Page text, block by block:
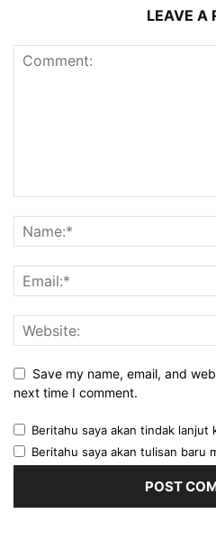
LEAVE A
Save my name, email, and
next time I comment.
Beritahu saya akan tindak lanjut
Beritahu saya akan tulisan baru